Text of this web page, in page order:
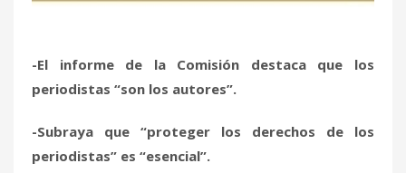
-El informe de la Comisión destaca que los
periodistas “son los autores”.
-Subraya que “proteger los derechos de los
periodistas” es “esencial”.